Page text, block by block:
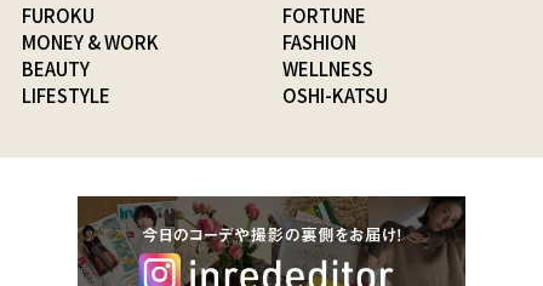
FUROKU
FORTUNE
MONEY & WORK
FASHION
BEAUTY
WELLNESS
LIFESTYLE
OSHI-KATSU